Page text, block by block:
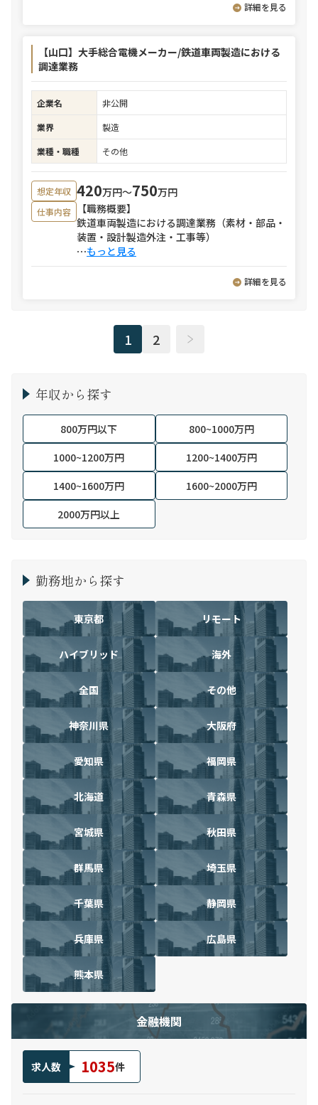
詳細を見る
【山口】大手総合電機メーカー/鉄道車両製造における
調達業務
企業名
非公開
業界
製造
業種・職種
その他
想定年収 420万円〜750万円
仕事内容
【職務概要】
鉄道車両製造における調達業務（素材・部品・
装置・設計製造外注・工事等）
⋯もっと見る
詳細を見る
1 2
年収から探す
800万円以下
800~1000万円
1000~1200万円
1200~1400万円
1400~1600万円
1600~2000万円
2000万円以上
勤務地から探す
東京都 リモート
ハイブリッド 海外
全国 その他
神奈川県 大阪府
愛知県 福岡県
北海道 青森県
宮城県 秋田県
群馬県 埼玉県
千葉県 静岡県
兵庫県 広島県
熊本県
金融機関
求人数 1035件